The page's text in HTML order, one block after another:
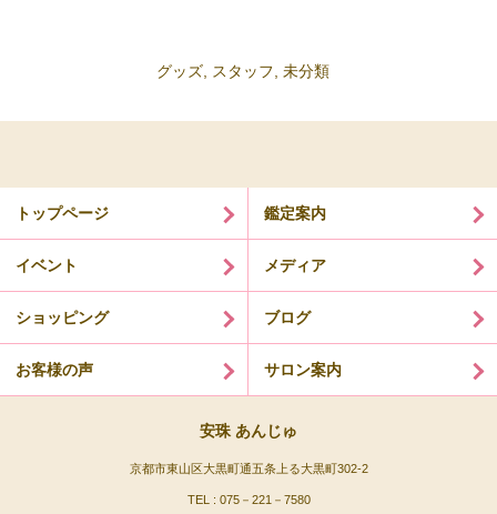
グッズ スタッフ 未分類
トップページ 鑑定案内
イベント メディア
ショッピング ブログ
お客様の声 サロン案内
安珠 あんじゅ
京都市東山区大黒町通五条上る大黒町302-2
TEL : 075－221－7580